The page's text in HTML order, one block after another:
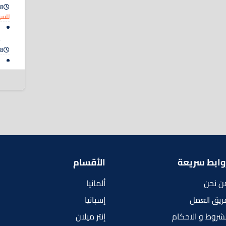
8 أغسطس 2026
8 أغسطس 2026
سريعة
نحن
العمل
و الاحكام
الأقسام
ألمانيا
إسبانيا
إنتر ميلان